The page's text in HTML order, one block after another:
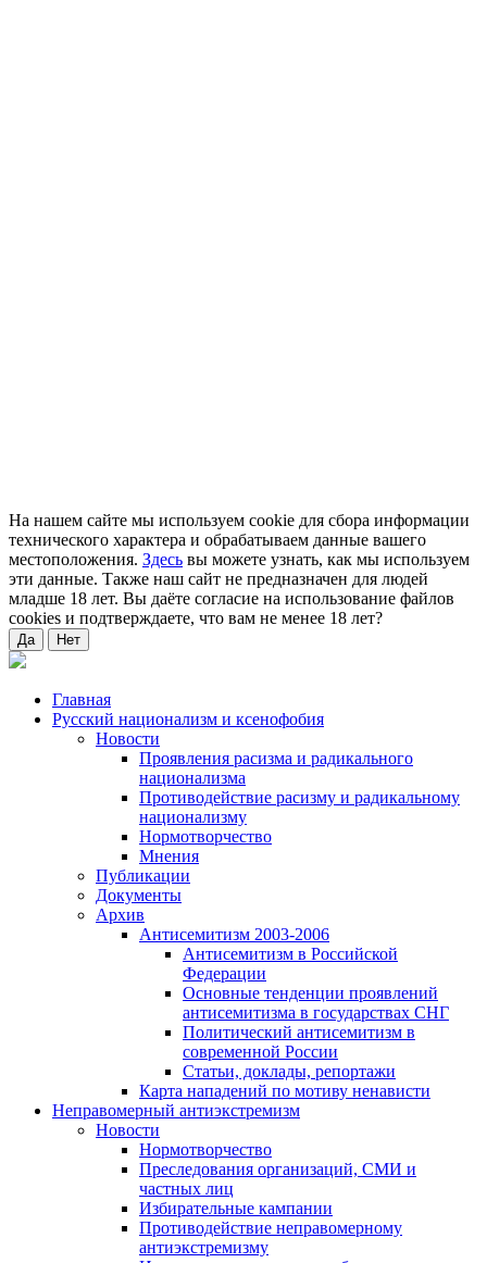
На нашем сайте мы используем cookie для сбора информации
технического характера и обрабатываем данные вашего
местоположения. Здесь вы можете узнать, как мы используем
эти данные. Также наш сайт не предназначен для людей
младше 18 лет. Вы даёте согласие на использование файлов
cookies и подтверждаете, что вам не менее 18 лет?
Да Нет
Главная
Русский национализм и ксенофобия
Новости
Проявления расизма и радикального
национализма
Противодействие расизму и радикальному
национализму
Нормотворчество
Мнения
Публикации
Документы
Архив
Антисемитизм 2003-2006
Антисемитизм в Российской
Федерации
Основные тенденции проявлений
антисемитизма в государствах СНГ
Политический антисемитизм в
современной России
Статьи, доклады, репортажи
Карта нападений по мотиву ненависти
Неправомерный антиэкстремизм
Новости
Нормотворчество
Преследования организаций, СМИ и
частных лиц
Избирательные кампании
Противодействие неправомерному
антиэкстремизму